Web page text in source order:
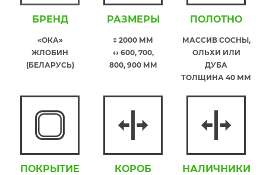
БРЕНД
«ОКА»
ЖЛОБИН
(БЕЛАРУСЬ)
РАЗМЕРЫ
↕ 2000 ММ
↔ 600, 700,
800, 900 ММ
ПОЛОТНО
МАССИВ СОСНЫ,
ОЛЬХИ ИЛИ
ДУБА
ТОЛЩИНА 40 ММ
ПОКРЫТИЕ КОРОБ НАЛИЧНИКИ